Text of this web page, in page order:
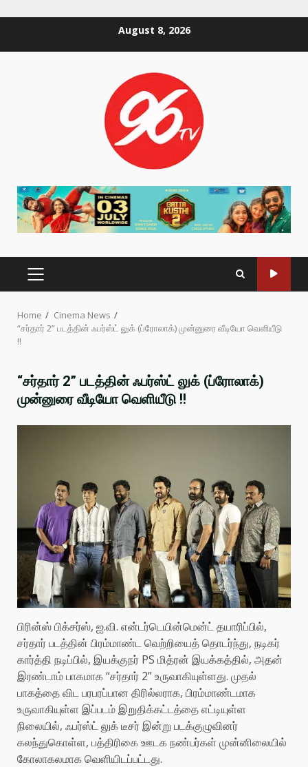
August 8, 2026
PRIMARY
MENU
Home
Cinema News
“சர்தார் 2” படத்தின் ஃபர்ஸ்ட் லுக் (ப்ரோலாக்) முன்னுரை வீடியோ வெளியீடு
!!
“சர்தார் 2” படத்தின் ஃபர்ஸ்ட் லுக் (ப்ரோலாக்)
முன்னுரை வீடியோ வெளியீடு !!
பிரின்ஸ் பிக்சர்ஸ், ஐ.வி. என்டர்டெயின்மென்ட் தயாரிப்பில்,
சர்தார் படத்தின் பிரம்மாண்ட வெற்றியைத் தொடர்ந்து, நடிகர்
கார்த்தி நடிப்பில், இயக்குநர் PS மித்ரன் இயக்கத்தில், அதன்
இரண்டாம் பாகமாக “சர்தார் 2” உருவாகியுள்ளது. முதல்
பாகத்தை விட பரபரப்பான திரில்லராக, பிரம்மாண்டமாக
உருவாகியுள்ள இப்படம் இறுதிக்கட்டத்தை எட்டியுள்ள
நிலையில், ஃபர்ஸ்ட் லுக் டீசர் இன்று படக்குழுவினர்
கலந்துகொள்ள, பத்திரிகை ஊடக நண்பர்கள் முன்னிலையில்
கோலாகலமாக வெளியிடப்பட்டது.